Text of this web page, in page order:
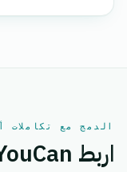
الدمج مع تكاملات
اربط YouCan بأداة أخرى.